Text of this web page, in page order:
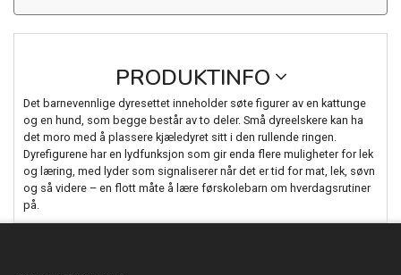
PRODUKTINFO
Det barnevennlige dyresettet inneholder søte figurer av en kattunge
og en hund, som begge består av to deler. Små dyreelskere kan ha
det moro med å plassere kjæledyret sitt i den rullende ringen.
Dyrefigurene har en lydfunksjon som gir enda flere muligheter for lek
og læring, med lyder som signaliserer når det er tid for mat, lek, søvn
og så videre – en flott måte å lære førskolebarn om hverdagsrutiner
på.